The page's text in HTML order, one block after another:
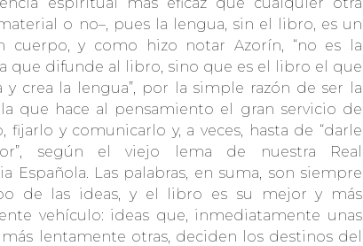
o no–, pues la lengua, sin el libro, es un
cuerpo, y como hizo notar Azorín, “no es la
que difunde al libro, sino que es el libro el que
y crea la lengua”, por la simple razón de ser la
que hace al pensamiento el gran servicio de
fijarlo y comunicarlo y, a veces, hasta de “darle
según el viejo lema de nuestra Real
Española. Las palabras, en suma, son siempre
de las ideas, y el libro es su mejor y más
vehículo: ideas que, inmediatamente unas
más lentamente otras, deciden los destinos del